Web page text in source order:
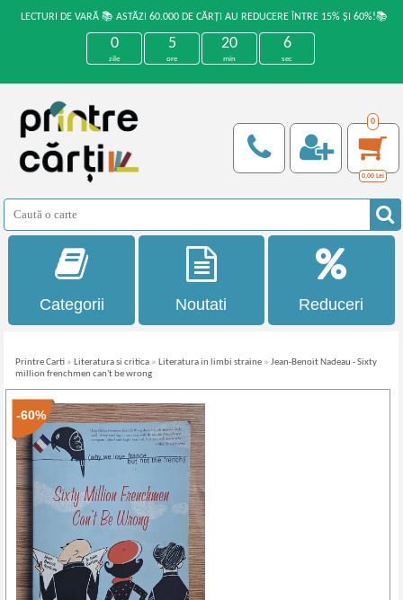
LECTURI DE VARĂ 📚 ASTĂZI 60.000 DE CĂRȚI AU REDUCERE ÎNTRE 15% ȘI 60%!📚
0
zile
5
ore
20
min
6
sec
0
0,00 Lei
Categorii Noutati Reduceri
Printre Carti » Literatura si critica » Literatura in limbi straine »Jean-Benoit Nadeau - Sixty
million frenchmen can't be wrong
-60%